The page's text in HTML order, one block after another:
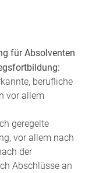
für Absolventen
berufliche
vor allem
geregelte
vor allem nach
der
Abschlüsse an